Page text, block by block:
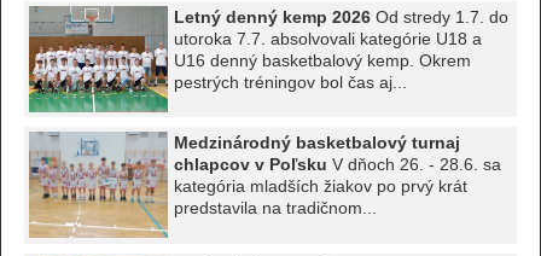
Letný denný kemp 2026 Od stredy 1.7. do
utoroka 7.7. absolvovali kategórie U18 a
U16 denný basketbalový kemp. Okrem
pestrých tréningov bol čas aj...
Medzinárodný basketbalový turnaj
chlapcov v PoľskuV dňoch 26. - 28.6. sa
kategória mladších žiakov po prvý krát
predstavila na tradičnom...